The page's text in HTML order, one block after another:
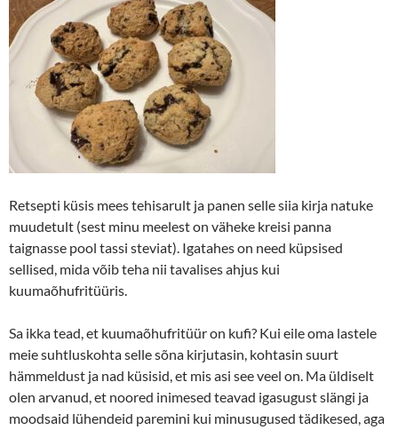
Retsepti küsis mees tehisarult ja panen selle siia kirja natuke
muudetult (sest minu meelest on väheke kreisi panna
taignasse pool tassi steviat). Igatahes on need küpsised
sellised, mida võib teha nii tavalises ahjus kui
kuumaõhufritüüris.
Sa ikka tead, et kuumaõhufritüür on kufi? Kui eile oma lastele
meie suhtluskohta selle sõna kirjutasin, kohtasin suurt
hämmeldust ja nad küsisid, et mis asi see veel on. Ma üldiselt
olen arvanud, et noored inimesed teavad igasugust slängi ja
moodsaid lühendeid paremini kui minusugused tädikesed, aga